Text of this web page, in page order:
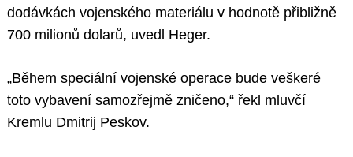
dodávkách vojenského materiálu v hodnotě přibližně
700 milionů dolarů, uvedl Heger.
„Během speciální vojenské operace bude veškeré
toto vybavení samozřejmě zničeno,“ řekl mluvčí
Kremlu Dmitrij Peskov.